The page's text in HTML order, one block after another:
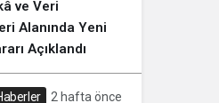
ve Veri
Alanında Yeni
Açıklandı
2 hafta önce